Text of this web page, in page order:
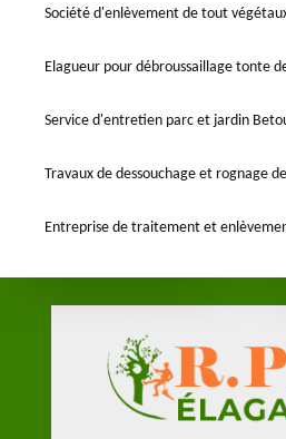
Société d'enlèvement de tout
Elagueur pour débroussaillage tonte
Service d'entretien parc et jardin
Travaux de dessouchage et rognage
Entreprise de traitement et